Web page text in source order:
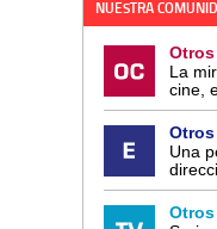
NUESTRA
La
cine,
Una
Otros